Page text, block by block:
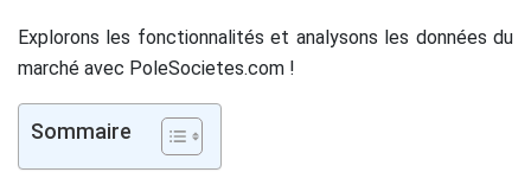
Explorons les fonctionnalités et analysons les données du
marché avec PoleSocietes.com !
Sommaire